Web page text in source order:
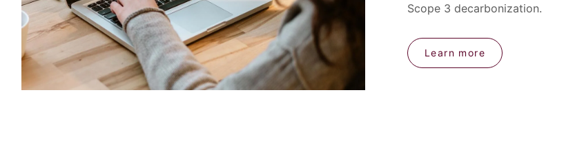
Scope 3 decarbonization.
Learn more